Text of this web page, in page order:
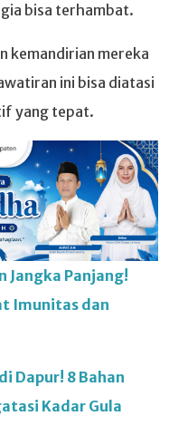
bisa terhambat.
kemandirian mereka
ini bisa diatasi
yang tepat.
Jangka Panjang!
Imunitas dan
Dapur! 8 Bahan
Kadar Gula